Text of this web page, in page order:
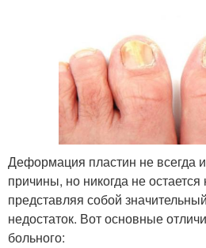
Деформация пластин не всегда
причины, но никогда не
представляя собой
недостаток. Вот основные
больного: